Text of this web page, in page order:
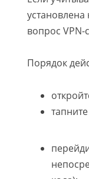
вопрос
Порядок